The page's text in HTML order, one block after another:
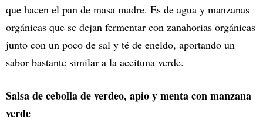
que hacen el pan de masa madre. Es de agua y manzanas
orgánicas que se dejan fermentar con zanahorias orgánicas
junto con un poco de sal y té de eneldo, aportando un
sabor bastante similar a la aceituna verde.
Salsa de cebolla de verdeo, apio y menta con manzana
verde